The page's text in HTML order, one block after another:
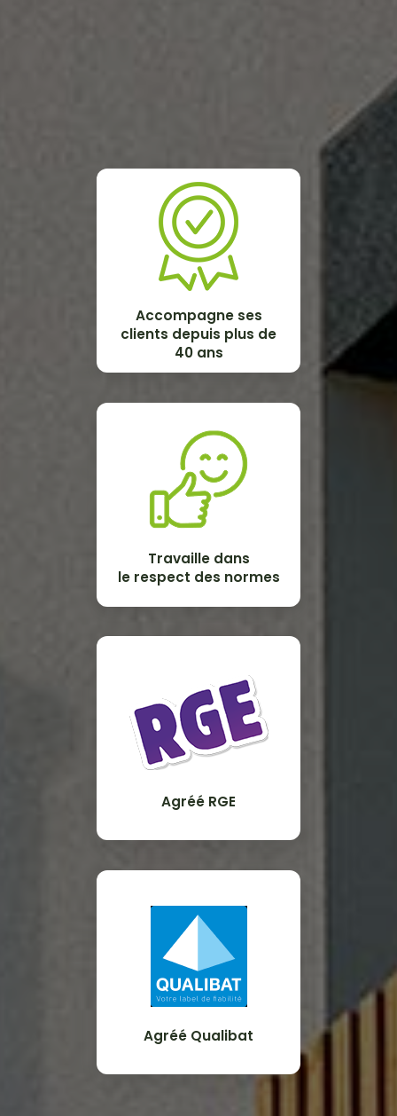
Accompagne ses
clients depuis plus de
40 ans
Travaille dans
le respect des normes
Agréé RGE
Agréé Qualibat